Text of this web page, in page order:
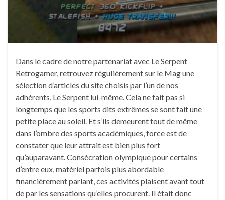
Dans le cadre de notre partenariat avec Le Serpent
Retrogamer, retrouvez régulièrement sur le Mag une
sélection d’articles du site choisis par l’un de nos
adhérents, Le Serpent lui-même. Cela ne fait pas si
longtemps que les sports dits extrêmes se sont fait une
petite place au soleil. Et s’ils demeurent tout de même
dans l’ombre des sports académiques, force est de
constater que leur attrait est bien plus fort
qu’auparavant. Consécration olympique pour certains
d’entre eux, matériel parfois plus abordable
financièrement parlant, ces activités plaisent avant tout
de par les sensations qu’elles procurent. Il était donc